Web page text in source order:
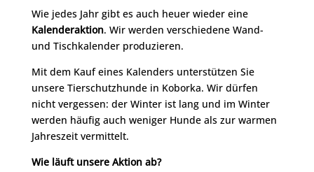
Wie jedes Jahr gibt es auch heuer wieder eine
Kalenderaktion. Wir werden verschiedene Wand-
und Tischkalender produzieren.
Mit dem Kauf eines Kalenders unterstützen Sie
unsere Tierschutzhunde in Koborka. Wir dürfen
nicht vergessen: der Winter ist lang und im Winter
werden häufig auch weniger Hunde als zur warmen
Jahreszeit vermittelt.
Wie läuft unsere Aktion ab?